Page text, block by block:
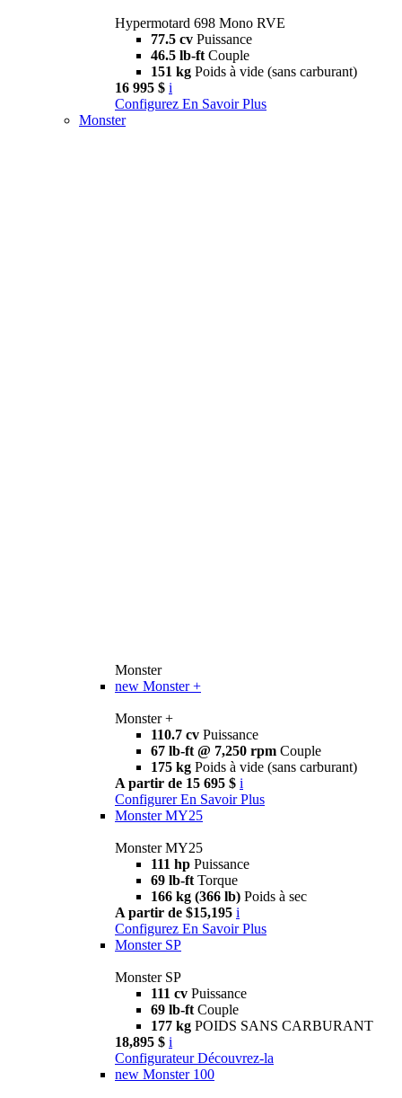
Hypermotard 698 Mono RVE
77.5 cv Puissance
46.5 lb-ft Couple
151 kg Poids à vide (sans carburant)
16 995 $ i
Configurez En Savoir Plus
Monster
Monster
new Monster +
Monster +
110.7 cv Puissance
67 lb-ft @ 7,250 rpm Couple
175 kg Poids à vide (sans carburant)
A partir de 15 695 $ i
Configurer En Savoir Plus
Monster MY25
Monster MY25
111 hp Puissance
69 lb-ft Torque
166 kg (366 lb) Poids à sec
A partir de $15,195 i
Configurez En Savoir Plus
Monster SP
Monster SP
111 cv Puissance
69 lb-ft Couple
177 kg POIDS SANS CARBURANT
18,895 $ i
Configurateur Découvrez-la
new Monster 100